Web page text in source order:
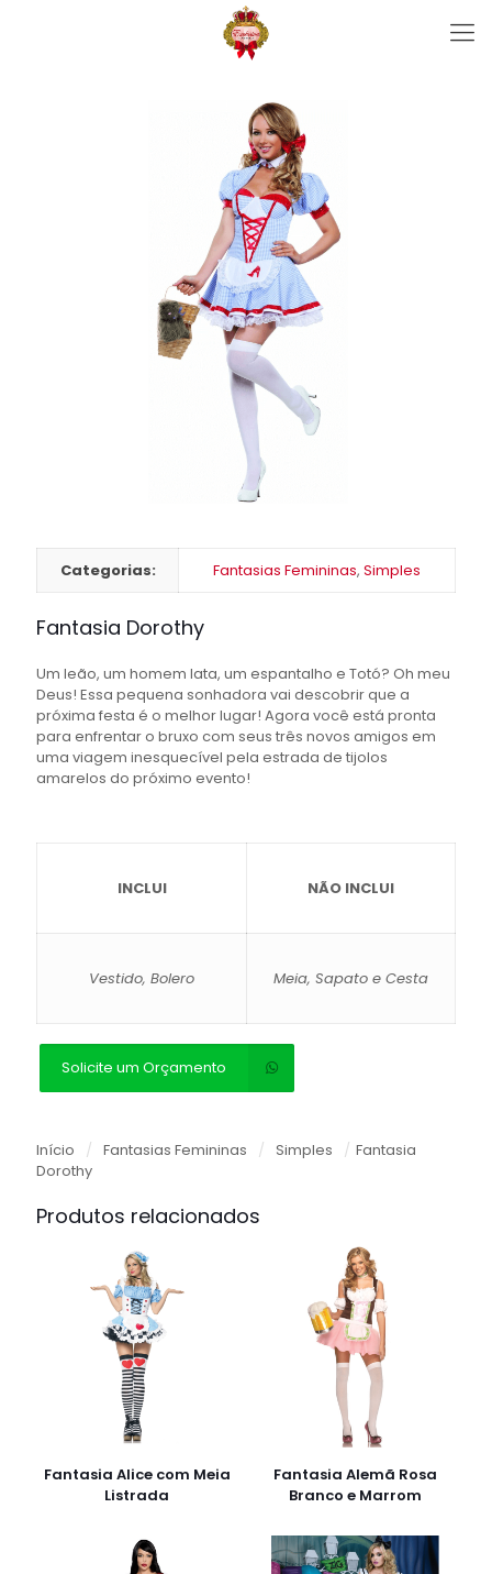
Categorias: Fantasias Femininas, Simples
Fantasia Dorothy
Um leão, um homem lata, um espantalho e Totó? Oh meu
Deus! Essa pequena sonhadora vai descobrir que a
próxima festa é o melhor lugar! Agora você está pronta
para enfrentar o bruxo com seus três novos amigos em
uma viagem inesquecível pela estrada de tijolos
amarelos do próximo evento!
INCLUI NÃO INCLUI
Vestido, Bolero Meia, Sapato e Cesta
Solicite um Orçamento
Início / Fantasias Femininas / Simples / Fantasia
Dorothy
Produtos relacionados
Fantasia Alice com Meia
Listrada
Fantasia Alemã Rosa
Branco e Marrom